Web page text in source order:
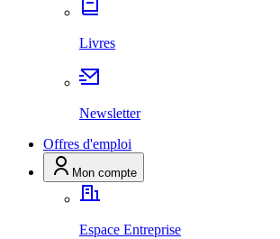
Livres
Newsletter
Offres d'emploi
Mon compte
Espace Entreprise